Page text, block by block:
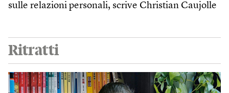
sulle relazioni personali, scrive Christian Caujolle
Ritratti